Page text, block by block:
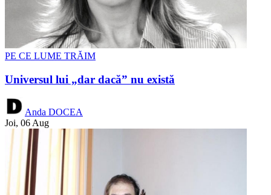
PE CE LUME TRĂIM
Universul lui „dar dacă” nu există
Anda DOCEA
Joi, 06 Aug